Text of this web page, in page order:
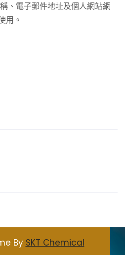
、電子郵件地址及個人網站網
用。
By SKT Chemical